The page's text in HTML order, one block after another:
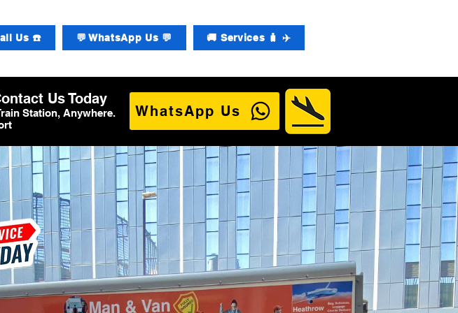
Us ☎️ 💬 WhatsApp Us 💬 🚚 Services 🧳 ✈️
Us Today
Station, Anywhere.
WhatsApp Us